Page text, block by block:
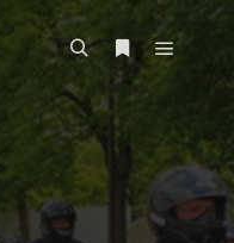
RechercherPlus d’infos